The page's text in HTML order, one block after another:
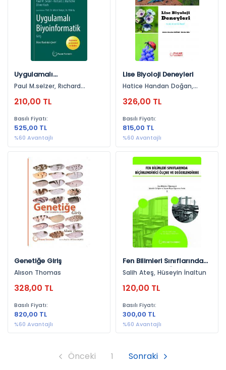
Geometri (1)
Biyografi (1)
Hayvancılık (1)
Teknoloji (1)
Distopya (1)
El İşleri (1)
Biyoloji-Genetik (1)
Genel Fizik (1)
Çevre, Fen Bilimleri, Mühendislik (1)
Polimer Kimyası (1)
İklim Krizi (1)
Sürdürülebilirlik (1)
Optik (1)
Çevre Bilimleri (1)
Çevre, Fen Bilimleri, İktisat, İktisat Ve & (1)
Uygulamalı
Biyoinformatik
Paul M.selzer, Rıchard
210,00 TL
Basılı Fiyatı:
525,00 TL
%60 Avantajlı
Lise Biyoloji Deneyleri
Hatice Handan Doğan,
326,00 TL
Basılı Fiyatı:
815,00 TL
%60 Avantajlı
Genetiğe Giriş
Alıson Thomas
328,00 TL
Basılı Fiyatı:
820,00 TL
%60 Avantajlı
Fen Bilimleri Sınıflarında
Biçimlendirici Ölçme Ve
Değerlendirme
Salih Ateş, Hüseyin İnaltun
120,00 TL
Basılı Fiyatı:
300,00 TL
%60 Avantajlı
Önceki 1 Sonraki